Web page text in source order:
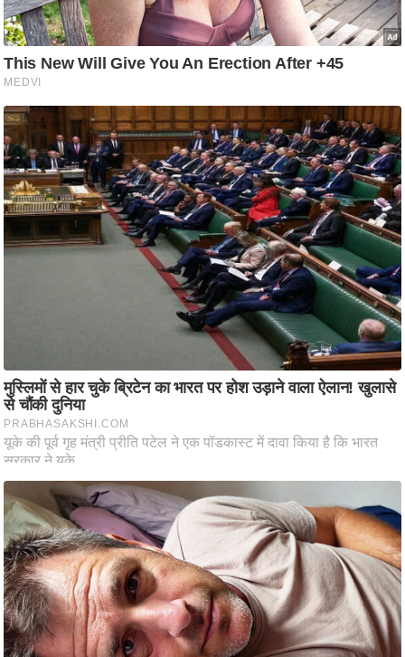
मा
तृ
भू
मि
स्तं
भ
ए
म
.
आ
चा
य
प
र
स
मी
क्षा
ध
र्म
ज्यो
ति
ष